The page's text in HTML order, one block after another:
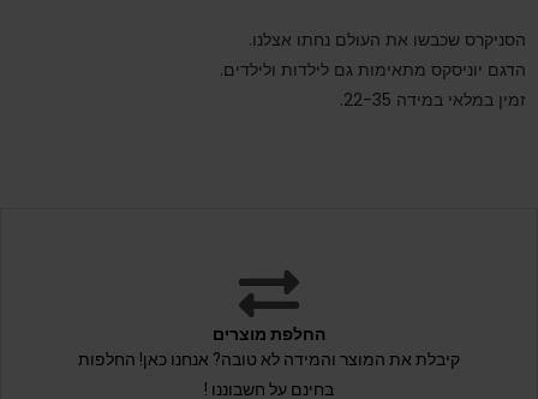
הסניקרס שכבשו את העולם נחתו אצלנו.
הדגם יוניסקס מתאימות גם לילדות ולילדים.
זמין במלאי במידה 22-35.
החלפת מוצרים
קיבלת את המוצר והמידה לא טובה? אנחנו כאן! החלפות
בחינם על חשבוננו !